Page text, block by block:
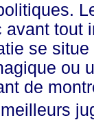
tout
se
ou
de